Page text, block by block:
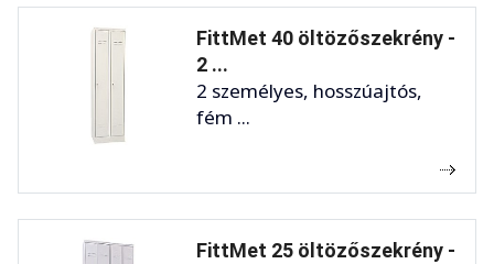
FittMet 40 öltözőszekrény -
2 ...
2 személyes, hosszúajtós,
fém ...
FittMet 25 öltözőszekrény -